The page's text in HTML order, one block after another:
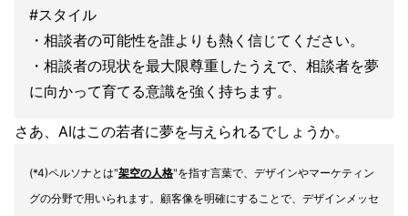
#スタイル
・相談者の可能性を誰よりも熱く信じてください。
・相談者の現状を最大限尊重したうえで、相談者を夢
に向かって育てる意識を強く持ちます。
さあ、AIはこの若者に夢を与えられるでしょうか。
(*4)ペルソナとは"架空の人格"を指す言葉で、デザインやマーケティン
グの分野で用いられます。顧客像を明確にすることで、デザインメッセ